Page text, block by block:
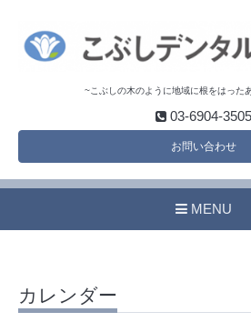
~こぶしの木のように地域に根をはった
03-6904-3505
お問い合わせ
MENU
カレンダー